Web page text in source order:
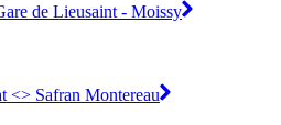
de Lieusaint - Moissy
<> Safran Montereau